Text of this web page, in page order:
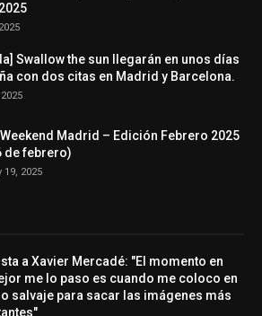
Swallow the sun llegarán en unos días
con dos citas en Madrid y Barcelona.
Madrid – Edición Febrero 2025
de febrero)
19, 2025
a Xavier Mercadé: "El momento en
me lo paso es cuando me coloco en
salvaje para sacar las imágenes más